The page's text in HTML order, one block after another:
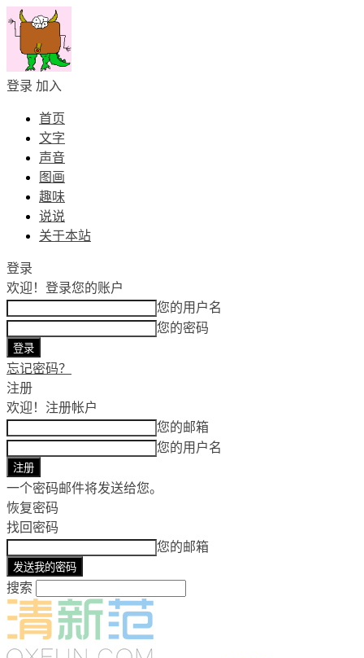
登录 加入
首页
文字
声音
图画
趣味
说说
关于本站
登录
欢迎！ 登录您的账户
您的用户名
您的密码
忘记密码？
注册
欢迎！ 注册帐户
您的邮箱
您的用户名
一个密码邮件将发送给您。
恢复密码
找回密码
您的邮箱
搜索